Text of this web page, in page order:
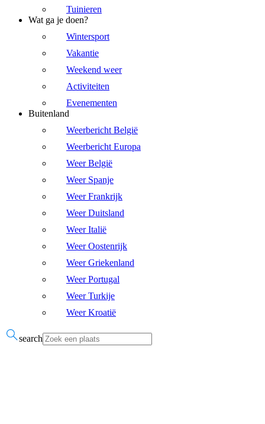
Tuinieren
Wat ga je doen?
Wintersport
Vakantie
Weekend weer
Activiteiten
Evenementen
Buitenland
Weerbericht België
Weerbericht Europa
Weer België
Weer Spanje
Weer Frankrijk
Weer Duitsland
Weer Italië
Weer Oostenrijk
Weer Griekenland
Weer Portugal
Weer Turkije
Weer Kroatië
search